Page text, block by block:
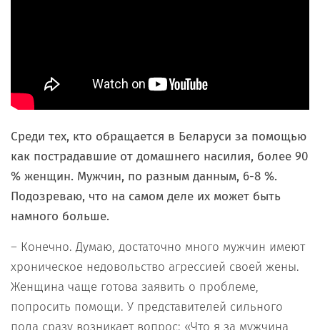
Среди тех, кто обращается в Беларуси за помощью
как пострадавшие от домашнего насилия, более 90
% женщин. Мужчин, по разным данным, 6-8 %.
Подозреваю, что на самом деле их может быть
намного больше.
– Конечно. Думаю, достаточно много мужчин имеют
хроническое недовольство агрессией своей жены.
Женщина чаще готова заявить о проблеме,
попросить помощи. У представителей сильного
пола сразу возникает вопрос: «Что я за мужчина,